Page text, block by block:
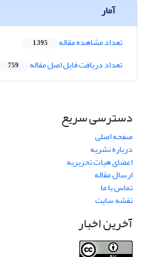
آمار
تعداد مشاهده مقاله 1,395
تعداد دریافت فایل اصل مقاله 759
دسترسی سریع
صفحه اصلی
درباره نشریه
اعضای هیات تحریریه
ارسال مقاله
تماس با ما
نقشه سایت
آخرین اخبار